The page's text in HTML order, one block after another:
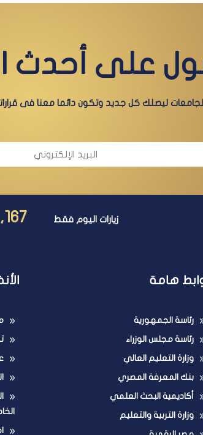
على أحدث
ليصلك كل جديد وتكون دائما معنا فى
زيارات اليوم فقط
هامة
رئاسة الجمهورية
رئاسة مجلس الوزراء
وزارة التعليم العالي
بنك المعرفة المصري
أكاديمية البحث العلمي
وزارة التربية والتعليم